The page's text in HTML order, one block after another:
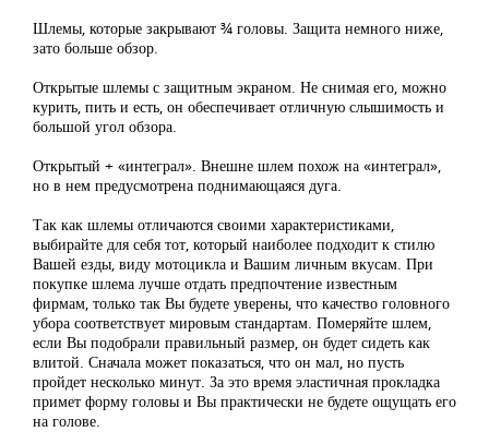
Шлемы, которые закрывают ¾ головы. Защита немного ниже,
зато больше обзор.
Открытые шлемы с защитным экраном. Не снимая его, можно
курить, пить и есть, он обеспечивает отличную слышимость и
большой угол обзора.
Открытый + «интеграл». Внешне шлем похож на «интеграл»,
но в нем предусмотрена поднимающаяся дуга.
Так как шлемы отличаются своими характеристиками,
выбирайте для себя тот, который наиболее подходит к стилю
Вашей езды, виду мотоцикла и Вашим личным вкусам. При
покупке шлема лучше отдать предпочтение известным
фирмам, только так Вы будете уверены, что качество головного
убора соответствует мировым стандартам. Померяйте шлем,
если Вы подобрали правильный размер, он будет сидеть как
влитой. Сначала может показаться, что он мал, но пусть
пройдет несколько минут. За это время эластичная прокладка
примет форму головы и Вы практически не будете ощущать его
на голове.